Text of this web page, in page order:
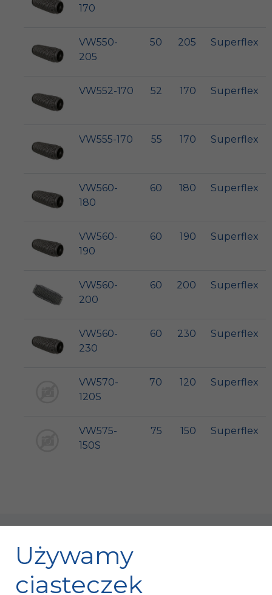
170
VW550-
205
50 205 Superflex
VW552-170 52 170 Superflex
VW555-170 55 170 Superflex
VW560-
180
60 180 Superflex
VW560-
190
60 190 Superflex
VW560-
200
60 200 Superflex
VW560-
230
60 230 Superflex
VW570-
120S
70 120 Superflex
VW575-
150S
75 150 Superflex
Używamy
ciasteczek